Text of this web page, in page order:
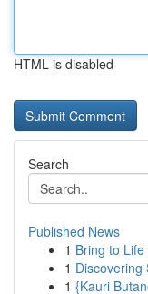
HTML is disabled
Search
Published News
1 Bring to
1 Discovering
1 {Kauri